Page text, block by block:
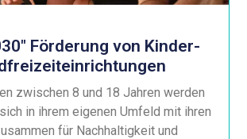
Förderung von Kinder-
zwischen 8 und 18 Jahren werden
in ihrem eigenen Umfeld mit ihren
für Nachhaltigkeit und